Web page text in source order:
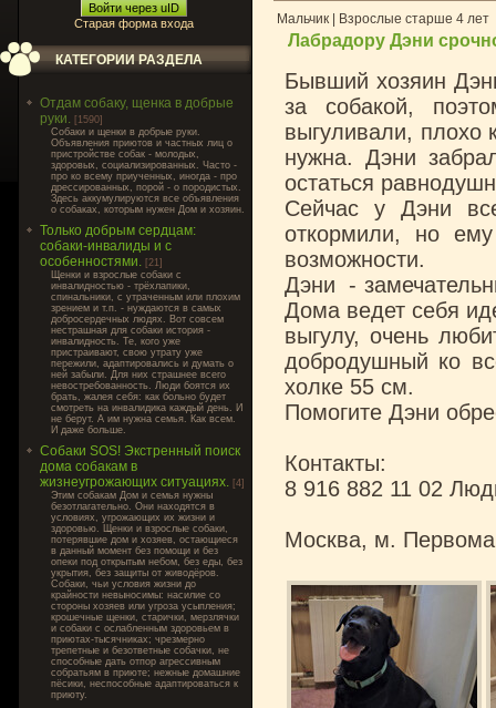
Войти через uID
Старая форма входа
КАТЕГОРИИ РАЗДЕЛА
Отдам собаку, щенка в добрые
руки. [1590]
Cобаки и щенки в добрые руки.
Объявления приютов и частных лиц о
пристройстве собак - молодых,
здоровых, социализированных. Часто -
про ко всему приученных, иногда - про
дрессированных, порой - о породистых.
Здесь аккумулируются все объявления
о собаках, которым нужен Дом и хозяин.
Только добрым сердцам:
собаки-инвалиды и с
особенностями. [21]
Щенки и взрослые собаки с
инвалидностью - трёхлапики,
спинальники, с утраченным или плохим
зрением и т.п. - нуждаются в самых
добросердечных людях. Вот совсем
нестрашная для собаки история -
инвалидность. Те, кого уже
пристраивают, свою утрату уже
пережили, адаптировались и думать о
ней забыли. Для них страшнее всего
невостребованность. Люди боятся их
брать, жалея себя: как больно будет
смотреть на инвалидика каждый день. И
не берут. А им нужна семья. Как всем.
И даже больше.
Собаки SOS! Экстренный поиск
дома собакам в
жизнеугрожающих ситуациях. [4]
Этим собакам Дом и семья нужны
безотлагательно. Они находятся в
условиях, угрожающих их жизни и
здоровью. Щенки и взрослые собаки,
потерявшие дом и хозяев, остающиеся
в данный момент без помощи и без
опеки под открытым небом, без еды, без
укрытия, без защиты от живодёров.
Собаки, чьи условия жизни до
крайности невыносимы: насилие со
стороны хозяев или угроза усыпления;
крошечные щенки, старички, мерзлячки
и собаки с ослабленным здоровьем в
приютах-тысячниках; чрезмерно
трепетные и безответные собачки, не
способные дать отпор агрессивным
собратьям в приюте; нежные домашние
пёсики, неспособные адаптироваться к
приюту.
Мальчик | Взрослые старше 4 лет
Лабрадору Дэни
Бывший хозяин
за собакой,
выгуливали, плохо
нужна. Дэни
остаться
Сейчас у Дэни
откормили, но
возможности.
Дэни -
Дома ведет себя
выгулу, очень
добродушный ко
холке 55 см.
Помогите Дэни
Контакты:
8 916 882 11 02
Москва, м.